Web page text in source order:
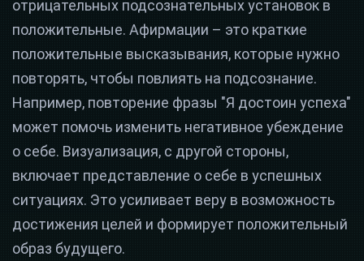
отрицательных подсознательных установок в
положительные. Афирмации – это краткие
положительные высказывания, которые нужно
повторять, чтобы повлиять на подсознание.
Например, повторение фразы "Я достоин успеха"
может помочь изменить негативное убеждение
о себе. Визуализация, с другой стороны,
включает представление о себе в успешных
ситуациях. Это усиливает веру в возможность
достижения целей и формирует положительный
образ будущего.